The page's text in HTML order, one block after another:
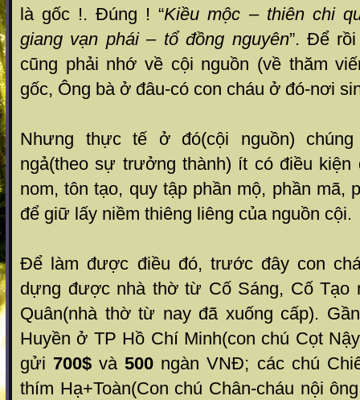
là gốc !. Đúng ! “Kiều mộc – thiên chi
giang vạn phái – tổ đồng nguyên”. Để
cũng phải nhớ về cội nguồn (về thăm
gốc, Ông bà ở đâu-có con cháu ở đó-nơi
Nhưng thực tế ở đó(cội nguồn)
ngả(theo sự trưởng thành) ít có điều kiện
nom, tôn tạo, quy tập phần mộ, phần mã,
để giữ lấy niềm thiêng liêng của nguồn cội.
Để làm được điều đó, trước đây con
dựng được nhà thờ từ Cố Sáng, Cố Tạo
Quân(nhà thờ từ nay đã xuống cấp).
Huyền ở TP Hồ Chí Minh(con chú Cọt
gửi 700$ và500 ngàn VNĐ; các chú
thím Hạ+Toàn(Con chú Chân-cháu nội